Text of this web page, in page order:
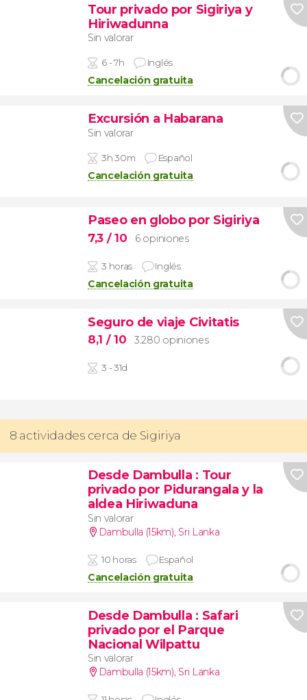
Tour privado por Sigiriya y
Hiriwadunna
Sin valorar
6 - 7h Inglés
Cancelación gratuita
Excursión a Habarana
Sin valorar
3h 30m Español
Cancelación gratuita
Paseo en globo por Sigiriya
7,3 / 10 6 opiniones
3 horas Inglés
Cancelación gratuita
Seguro de viaje Civitatis
8,1 / 10 3.280 opiniones
3 - 31d
8 actividades cerca de Sigiriya
Desde Dambulla : Tour
privado por Pidurangala y la
aldea Hiriwaduna
Sin valorar
Dambulla (15km), Sri Lanka
10 horas Español
Cancelación gratuita
Desde Dambulla : Safari
privado por el Parque
Nacional Wilpattu
Sin valorar
Dambulla (15km), Sri Lanka